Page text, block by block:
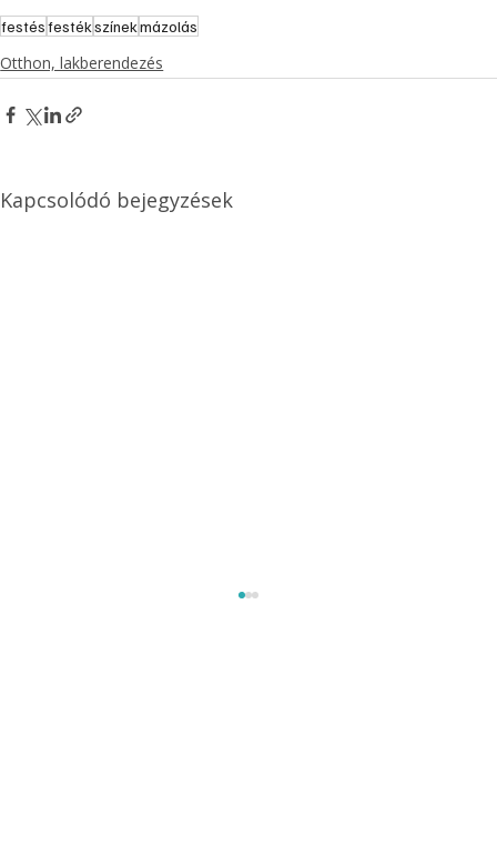
festésfestékszínekmázolás
Otthon, lakberendezés
Kapcsolódó bejegyzések